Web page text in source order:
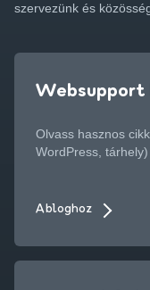
szervezünk és
Websupport
Olvass hasznos
WordPress,
A bloghoz